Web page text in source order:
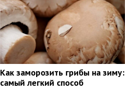
Как заморозить грибы на зиму:
самый легкий способ